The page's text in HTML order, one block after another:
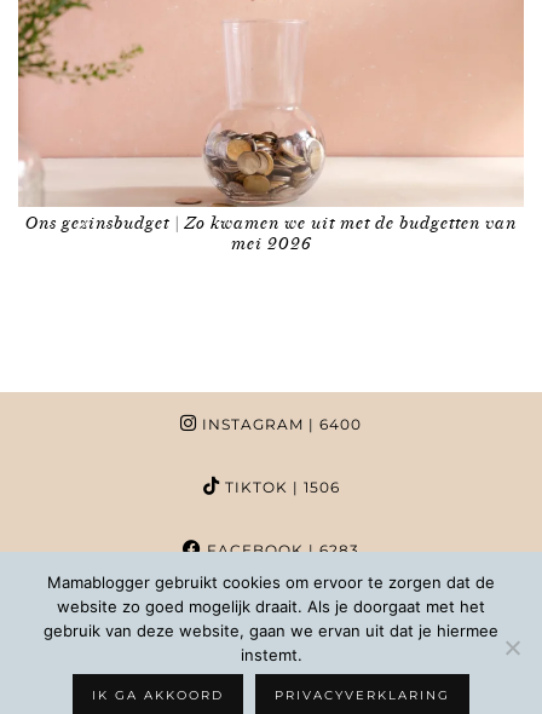
Ons gezinsbudget | Zo kwamen we uit met de budgetten van
mei 2026
INSTAGRAM | 6400
TIKTOK | 1506
FACEBOOK| 6283
PINTEREST | 1020
Mamablogger gebruikt cookies om ervoor te zorgen dat de
website zo goed mogelijk draait. Als je doorgaat met het
gebruik van deze website, gaan we ervan uit dat je hiermee
instemt.
IK GA AKKOORD PRIVACYVERKLARING